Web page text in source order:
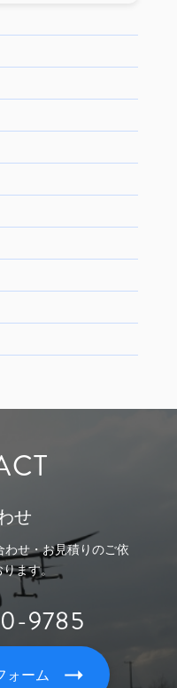
せ
わせ・お見積りのご依
ます。
9785
ォーム